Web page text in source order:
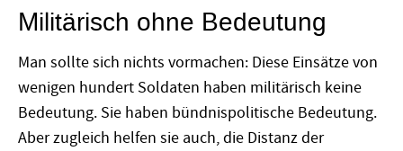
Militärisch ohne Bedeutung
Man sollte sich nichts vormachen: Diese Einsätze von
wenigen hundert Soldaten haben militärisch keine
Bedeutung. Sie haben bündnispolitische Bedeutung.
Aber zugleich helfen sie auch, die Distanz der